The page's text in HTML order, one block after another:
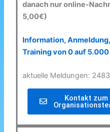
danach nur online-
5,00€)
Information,
Training von 0 auf 5.000
aktuelle Meldungen: 2483
Kontakt zum